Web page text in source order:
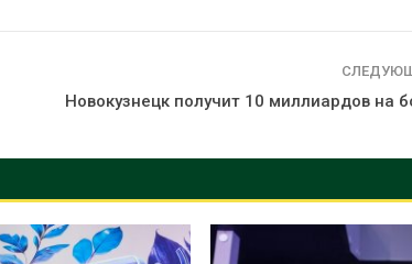
Новокузнецк получит 10 миллиардов на